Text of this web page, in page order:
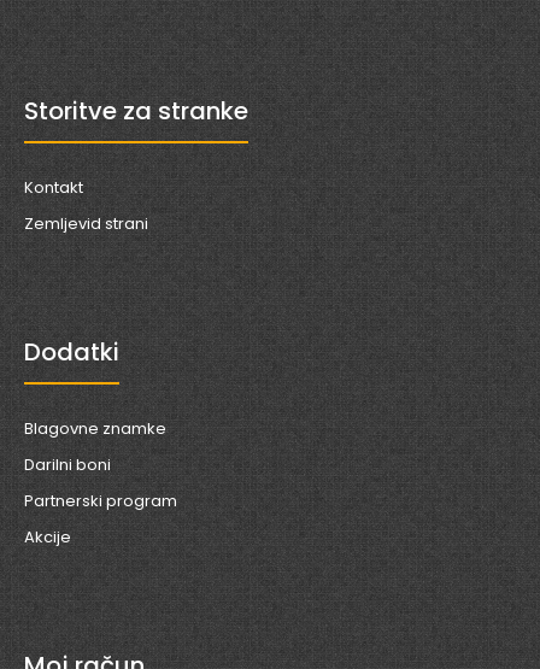
Storitve za stranke
Kontakt
Zemljevid strani
Dodatki
Blagovne znamke
Darilni boni
Partnerski program
Akcije